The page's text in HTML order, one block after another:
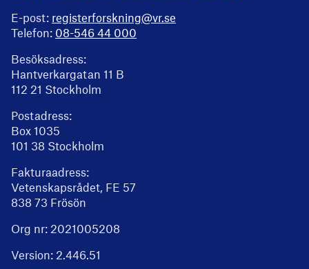
E-post: registerforskning@vr.se
Telefon: 08-546 44 000
Besöksadress:
Hantverkargatan 11 B
112 21 Stockholm
Postadress:
Box 1035
101 38 Stockholm
Fakturaadress:
Vetenskapsrådet, FE 57
838 73 Frösön
Org nr: 2021005208
Version: 2.446.51